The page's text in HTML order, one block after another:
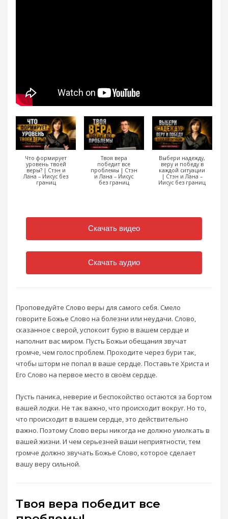
Что формирует
уровень твоей
веры? | Стэн и
Лана – Иисус без
границ
Твоя вера
победит все
проблемы | Стэн
и Лана – Иисус
без границ
Выбери надежду,
веру и победу в
каждой ситуации
| Стэн и Лана –
Иисус без границ
Скачать видео
Скачать аудио
Проповедуйте Слово веры для самого себя. Смело
говорите Божье Слово на болезни или неудачи. Слово,
сказанное с верой, успокоит бурю в вашем сердце и
наполнит вас миром. Пусть Божьи обещания звучат
громче, чем голос проблем. Проходите через бури так,
чтобы шторм не попал в ваше сердце. Поставьте Христа и
Его Слово на первое место в своём сердце.
Пусть паника, неверие и беспокойство остаются за бортом
вашей лодки. Не так важно, что происходит вокруг. Но то,
что происходит в вашем сердце, это действительно
важно. Поэтому Слово веры никогда не должно умолкать в
вашей жизни. И чем серьезней ваши неприятности, тем
громче должно звучать Божье Слово, которое сделает
вашу веру сильной.
Твоя вера победит все